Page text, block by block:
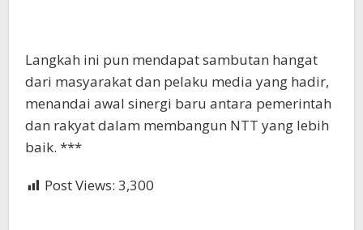
Langkah ini pun mendapat sambutan hangat
dari masyarakat dan pelaku media yang hadir,
menandai awal sinergi baru antara pemerintah
dan rakyat dalam membangun NTT yang lebih
baik. ***
Post Views: 3,300